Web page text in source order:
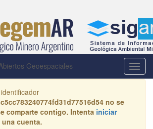
Geoespaciales
la
no se
comparte contigo. Intenta iniciar
cuenta.